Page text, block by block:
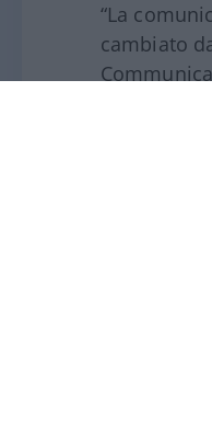
“La
cambiato